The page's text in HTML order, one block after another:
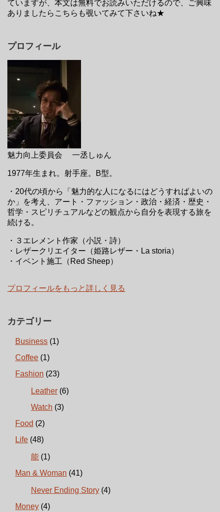
ていますが、本文は無料でお読みいただけるので、ご興味
ありましたらこちらも覗いてみて下さいね★
プロフィール
魅力向上委員会 一丞しゅん
1977年生まれ。射手座。B型。
・20代の頃から「魅力的な人になるにはどうすればよいの
か」を考え、アート・ファッション・政治・経済・歴史・
哲学・スピリチュアルなどの観点から自分を表現する旅を
続ける。
・３エレメント作家（小説・詩）
・レザークリエイター（姫路レザー・La storia）
・イベント施工（Red Sheep）
プロフィールをもっと詳しく見る
カテゴリー
Business (1)
Coffee (1)
Fashion (23)
Leather (6)
Watch (3)
Food (2)
Life (48)
能 (1)
Man & Woman (41)
Never Ending Story (4)
Money (4)